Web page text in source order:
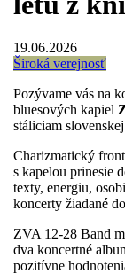
19.06.2026
Široká verejnosť
Pozývame vás na
bluesových kapiel
stáliciam
Charizmatický
s kapelou prinesie
texty, energiu,
koncerty žiadané
ZVA 12-28 Band
dva koncertné
pozitívne